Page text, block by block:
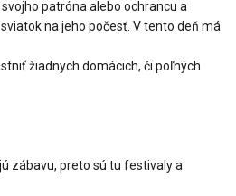
patróna alebo ochrancu a
na jeho počesť. V tento deň má
žiadnych domácich, či poľných
zábavu, preto sú tu festivaly a